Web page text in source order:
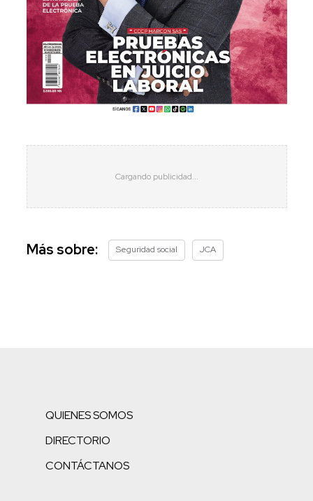
Más sobre: Seguridad social JCA
QUIENES SOMOS
DIRECTORIO
CONTÁCTANOS